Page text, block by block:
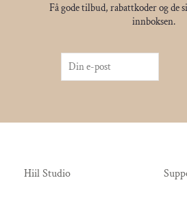
Få gode tilbud, rabattkoder og de
innboksen.
Hiil Studio